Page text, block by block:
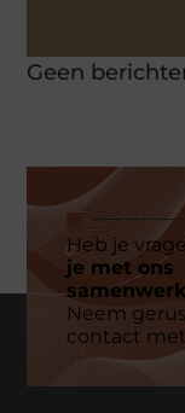
Geen
Heb je
je met ons
Neem
contact